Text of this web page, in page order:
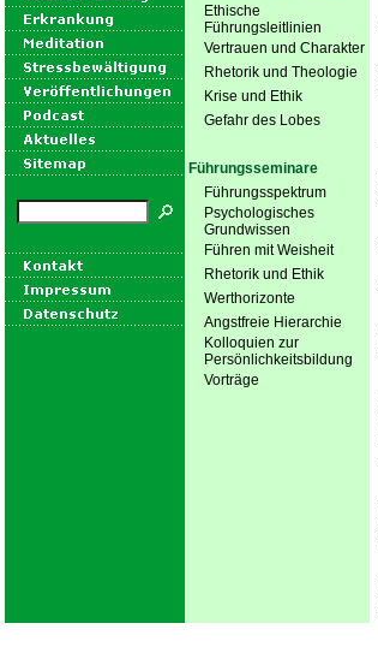
Ethische
Führungsleitlinien
Vertrauen und Charakter
Rhetorik und Theologie
Krise und Ethik
Gefahr des Lobes
Führungsseminare
Führungsspektrum
Psychologisches
Grundwissen
Führen mit Weisheit
Rhetorik und Ethik
Werthorizonte
Angstfreie Hierarchie
Kolloquien zur
Persönlichkeitsbildung
Vorträge